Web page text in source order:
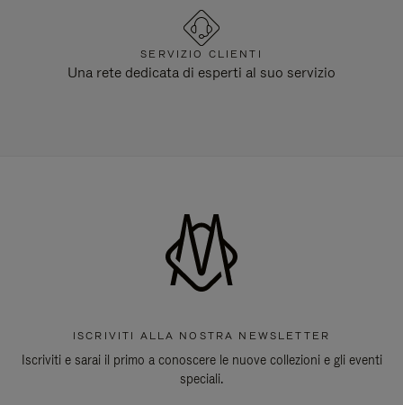
SERVIZIO CLIENTI
Una rete dedicata di esperti al suo servizio
ISCRIVITI ALLA NOSTRA NEWSLETTER
Iscriviti e sarai il primo a conoscere le nuove collezioni e gli eventi
speciali.